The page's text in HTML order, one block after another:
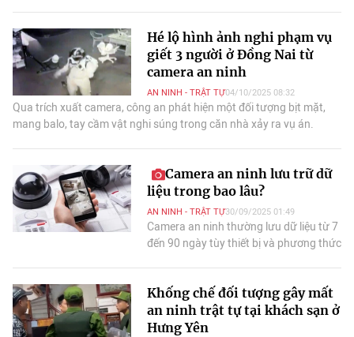
Hé lộ hình ảnh nghi phạm vụ
giết 3 người ở Đồng Nai từ
camera an ninh
AN NINH - TRẬT TỰ04/10/2025 08:32
Qua trích xuất camera, công an phát hiện một đối tượng bịt mặt,
mang balo, tay cầm vật nghi súng trong căn nhà xảy ra vụ án.
Camera an ninh lưu trữ dữ
liệu trong bao lâu?
AN NINH - TRẬT TỰ30/09/2025 01:49
Camera an ninh thường lưu dữ liệu từ 7
đến 90 ngày tùy thiết bị và phương thức
trọng
Khống chế đối tượng gây mất
an ninh trật tự tại khách sạn ở
Hưng Yên